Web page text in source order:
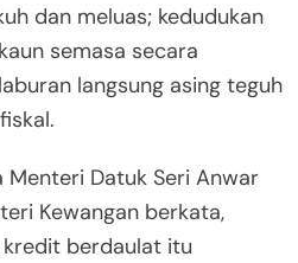
dan meluas; kedudukan
semasa secara
langsung asing teguh
Menteri Datuk Seri Anwar
Kewangan berkata,
berdaulat itu